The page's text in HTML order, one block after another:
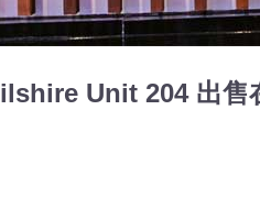
Unit 204 出